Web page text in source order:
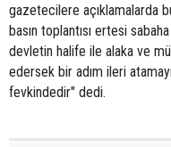
gazetecilere açıklamalarda
basın toplantısı ertesi
devletin halife ile alaka ve
edersek bir adım ileri
fevkindedir" dedi.